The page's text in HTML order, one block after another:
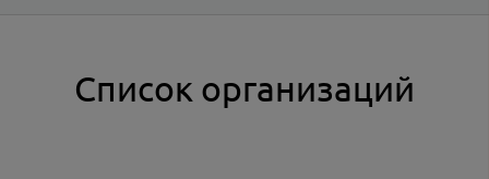
Список организаций